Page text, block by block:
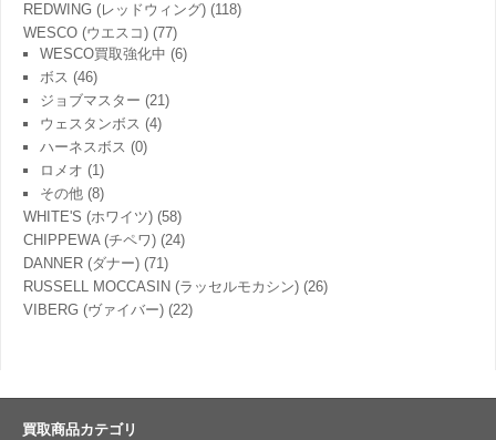
REDWING (レッドウィング) (118)
WESCO (ウエスコ) (77)
WESCO買取強化中 (6)
ボス (46)
ジョブマスター (21)
ウェスタンボス (4)
ハーネスボス (0)
ロメオ (1)
その他 (8)
WHITE'S (ホワイツ) (58)
CHIPPEWA (チペワ) (24)
DANNER (ダナー) (71)
RUSSELL MOCCASIN (ラッセルモカシン) (26)
VIBERG (ヴァイバー) (22)
買取商品カテゴリ